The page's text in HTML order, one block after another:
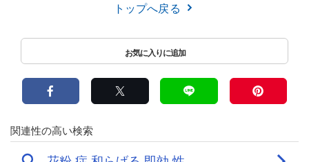
トップへ戻る